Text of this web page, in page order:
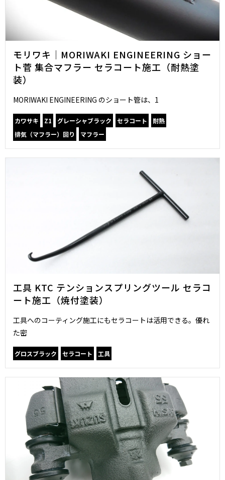
モリワキ｜MORIWAKI ENGINEERING ショー
ト菅 集合マフラー セラコート施工（耐熱塗
装）
MORIWAKI ENGINEERING のショート管は、1
カワサキ Z1 グレーシャブラック セラコート
耐熱
排気（マフラー）回り
マフラー
工具 KTC テンションスプリングツール セラコ
ート施工（焼付塗装）
工具へのコーティング施工にもセラコートは活用できる。優れ
た密
グロスブラック セラコート 工具